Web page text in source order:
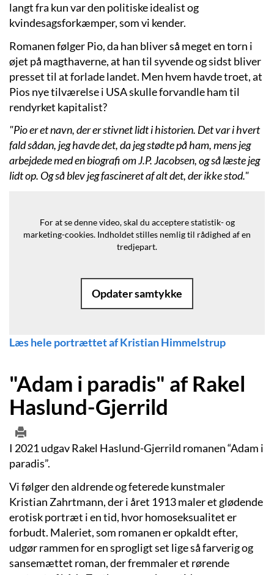
langt fra kun var den politiske idealist og
kvindesagsforkæmper, som vi kender.
Romanen følger Pio, da han bliver så meget en torn i
øjet på magthaverne, at han til syvende og sidst bliver
presset til at forlade landet. Men hvem havde troet, at
Pios nye tilværelse i USA skulle forvandle ham til
rendyrket kapitalist?
"Pio er et navn, der er stivnet lidt i historien. Det var i hvert
fald sådan, jeg havde det, da jeg stødte på ham, mens jeg
arbejdede med en biografi om J.P. Jacobsen, og så læste jeg
lidt op. Og så blev jeg fascineret af alt det, der ikke stod."
For at se denne video, skal du acceptere statistik- og
marketing-cookies. Indholdet stilles nemlig til rådighed af en
tredjepart.
Opdater samtykke
Læs hele portrættet af Kristian Himmelstrup
"Adam i paradis" af Rakel
Haslund-Gjerrild
I 2021 udgav Rakel Haslund-Gjerrild romanen “Adam i
paradis”.
Vi følger den aldrende og feterede kunstmaler
Kristian Zahrtmann, der i året 1913 maler et glødende
erotisk portræt i en tid, hvor homoseksualitet er
forbudt. Maleriet, som romanen er opkaldt efter,
udgør rammen for en sprogligt set lige så farverig og
sansemættet roman, der fremmaler et rørende